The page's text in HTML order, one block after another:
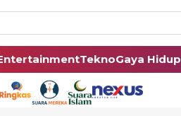
TeknoGaya Hidup